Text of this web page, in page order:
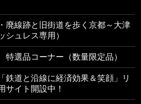
線跡と旧街道を歩く京都～大津
ュレス専用）
選品コーナー（数量限定品）
道と沿線に経済効果＆笑顔」リ
サイト開設中！